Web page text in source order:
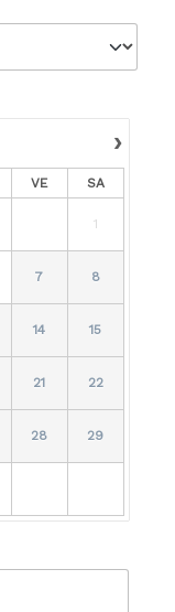
›
VE SA
1
7 8
14 15
21 22
28 29